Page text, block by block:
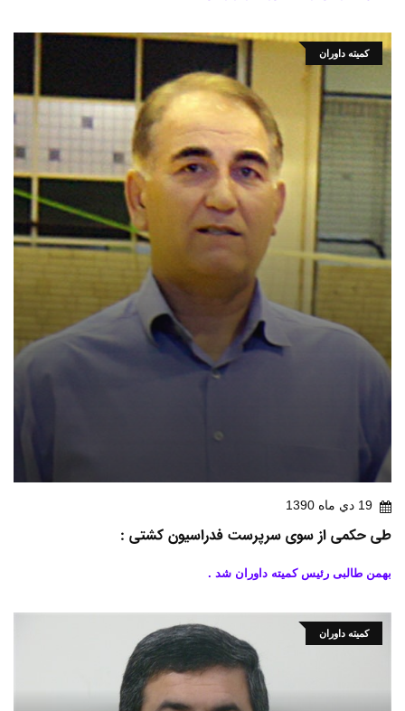
کمیته داوران
19 دي ماه 1390
طی حکمی از سوی سرپرست فدراسیون کشتی :
بهمن طالبی رئیس کمیته داوران شد .
کمیته داوران